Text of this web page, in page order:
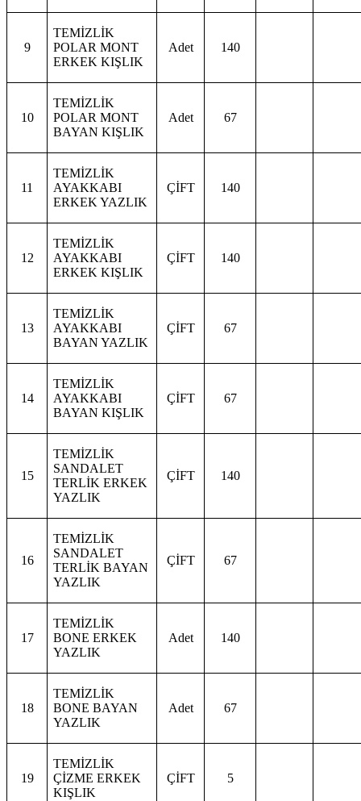
9
TEMİZLİK
POLAR MONT
ERKEK KIŞLIK
Adet 140
10
TEMİZLİK
POLAR MONT
BAYAN KIŞLIK
Adet 67
11
TEMİZLİK
AYAKKABI
ERKEK YAZLIK
ÇİFT 140
12
TEMİZLİK
AYAKKABI
ERKEK KIŞLIK
ÇİFT 140
13
TEMİZLİK
AYAKKABI
BAYAN YAZLIK
ÇİFT 67
14
TEMİZLİK
AYAKKABI
BAYAN KIŞLIK
ÇİFT 67
15
TEMİZLİK
SANDALET
TERLİK ERKEK
YAZLIK
ÇİFT 140
16
TEMİZLİK
SANDALET
TERLİK BAYAN
YAZLIK
ÇİFT 67
17
TEMİZLİK
BONE ERKEK
YAZLIK
Adet 140
18
TEMİZLİK
BONE BAYAN
YAZLIK
Adet 67
19
TEMİZLİK
ÇİZME ERKEK
KIŞLIK
ÇİFT 5